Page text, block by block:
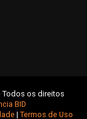
Todos os direitos
BID
| Termos de Uso